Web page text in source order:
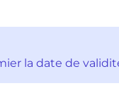
la date de